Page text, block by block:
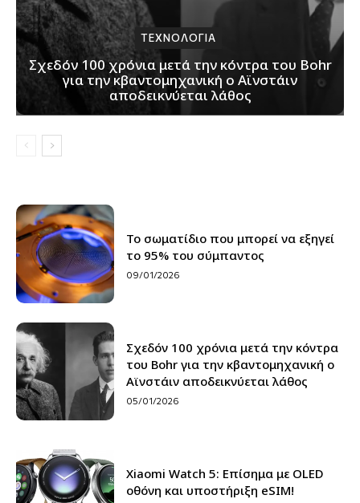
ΤΕΧΝΟΛΟΓΙΑ
Σχεδόν 100 χρόνια μετά την κόντρα του Bohr
για την κβαντομηχανική ο Αϊνστάιν
αποδεικνύεται λάθος
Το σωματίδιο που μπορεί να εξηγεί
το 95% του σύμπαντος
09/01/2026
Σχεδόν 100 χρόνια μετά την κόντρα
του Bohr για την κβαντομηχανική ο
Αϊνστάιν αποδεικνύεται λάθος
05/01/2026
Xiaomi Watch 5: Επίσημα με OLED
οθόνη και υποστήριξη eSIM!